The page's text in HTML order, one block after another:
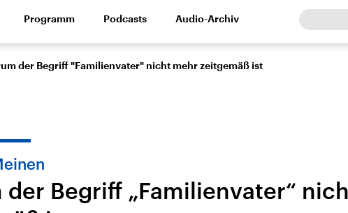
Wirtschaft Wissen Kultur Europa
USA
Aktuelle Beiträge,
Nahostkonflikt
Aktuelle Lage und
Iran
Programm Podcasts Audio-Archiv
der Begriff "Familienvater" nicht mehr zeitgemäß ist
der Begriff „Familienvater“